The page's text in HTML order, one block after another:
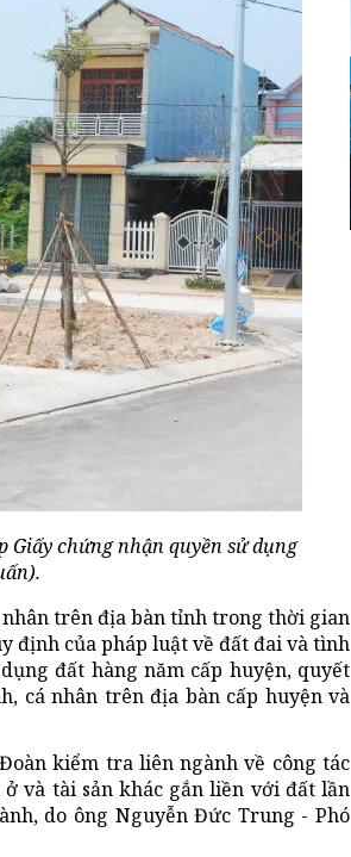
chứng nhận quyền sử dụng
trên địa bàn tỉnh trong thời gian
định của pháp luật về đất đai và tình
đất hàng năm cấp huyện, quyết
cá nhân trên địa bàn cấp huyện và
kiểm tra liên ngành về công tác
và tài sản khác gắn liền với đất lần
do ông Nguyễn Đức Trung - Phó